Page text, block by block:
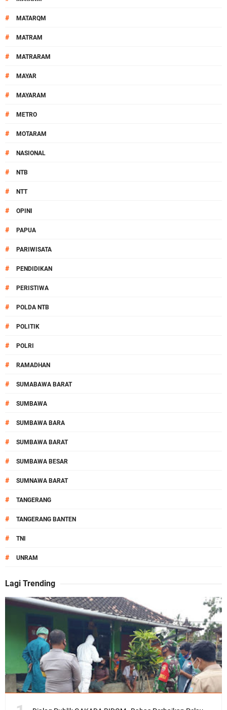
# MATARQM
# MATRAM
# MATRARAM
# MAYAR
# MAYARAM
# METRO
# MOTARAM
# NASIONAL
# NTB
# NTT
# OPINI
# PAPUA
# PARIWISATA
# PENDIDIKAN
# PERISTIWA
# POLDA NTB
# POLITIK
# POLRI
# RAMADHAN
# SUMABAWA BARAT
# SUMBAWA
# SUMBAWA BARA
# SUMBAWA BARAT
# SUMBAWA BESAR
# SUMNAWA BARAT
# TANGERANG
# TANGERANG BANTEN
# TNI
# UNRAM
Lagi Trending